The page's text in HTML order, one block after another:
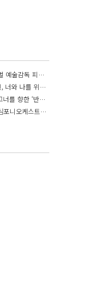
랑데뷰 드 라 무지크 페스티벌 예술감독 피아니스트 김혜진, 5년간의 여정을 돌아보며
연출가 김지선 & 배우 김조민, 너와 나를 위한 ‘모두의 숲’에서 만나는 동심
바리톤 김기훈 & 최인식, 바그너를 향한 ‘반지 원정대’를 앞두고
COVER STORY 지휘자·국립심포니오케스트라 제8대 음악감독 로베르토 아바도